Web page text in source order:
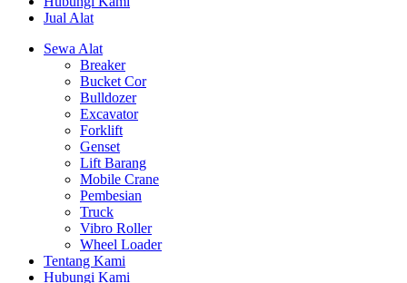
Jual Alat
Sewa Alat
Breaker
Bucket Cor
Bulldozer
Excavator
Forklift
Genset
Lift Barang
Mobile Crane
Pembesian
Truck
Vibro Roller
Wheel Loader
Tentang Kami
Hubungi Kami